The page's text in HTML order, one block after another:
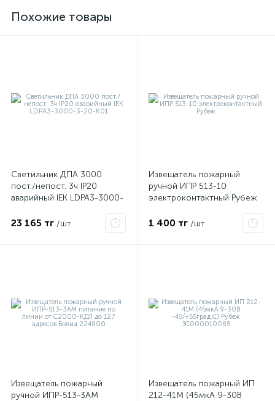
Похожие товары
Светильник ДПА 3000
пост./непост. 3ч IP20
аварийный IEK LDPA3-3000-
23 165 тг /шт
Извещатель пожарный
ручной ИПР 513-10
электроконтактный Рубеж
1 400 тг /шт
Извещатель пожарный
ручной ИПР-513-3АМ
Извещатель пожарный ИП
212-41М (45мкА 9-30В